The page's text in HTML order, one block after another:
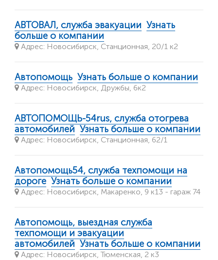
АВТОВАЛ, служба эвакуации Узнать
больше о компании
Адрес: Новосибирск, Станционная, 20/1 к2
Автопомощь Узнать больше о компании
Адрес: Новосибирск, Дружбы, 6к2
АВТОПОМОЩЬ-54rus, служба отогрева
автомобилей Узнать больше о компании
Адрес: Новосибирск, Станционная, 62/1
Автопомощь54, служба техпомощи на
дороге Узнать больше о компании
Адрес: Новосибирск, Макаренко, 9 к13 - гараж 74
Автопомощь, выездная служба
техпомощи и эвакуации
автомобилей Узнать больше о компании
Адрес: Новосибирск, Тюменская, 2 к3